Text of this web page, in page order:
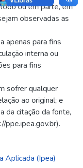
ou em parte, em
observadas as
apenas para fins
interna ou
para fins
sofrer qualquer
ao original; e
da citação da fonte,
ppe.ipea.gov.br).
Aplicada (Ipea)